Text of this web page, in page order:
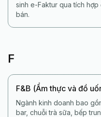
sinh e-Faktur qua tích
bán.
F
F&B (Ẩm thực và đồ
Ngành kinh doanh bao
bar, chuỗi trà sữa, bếp